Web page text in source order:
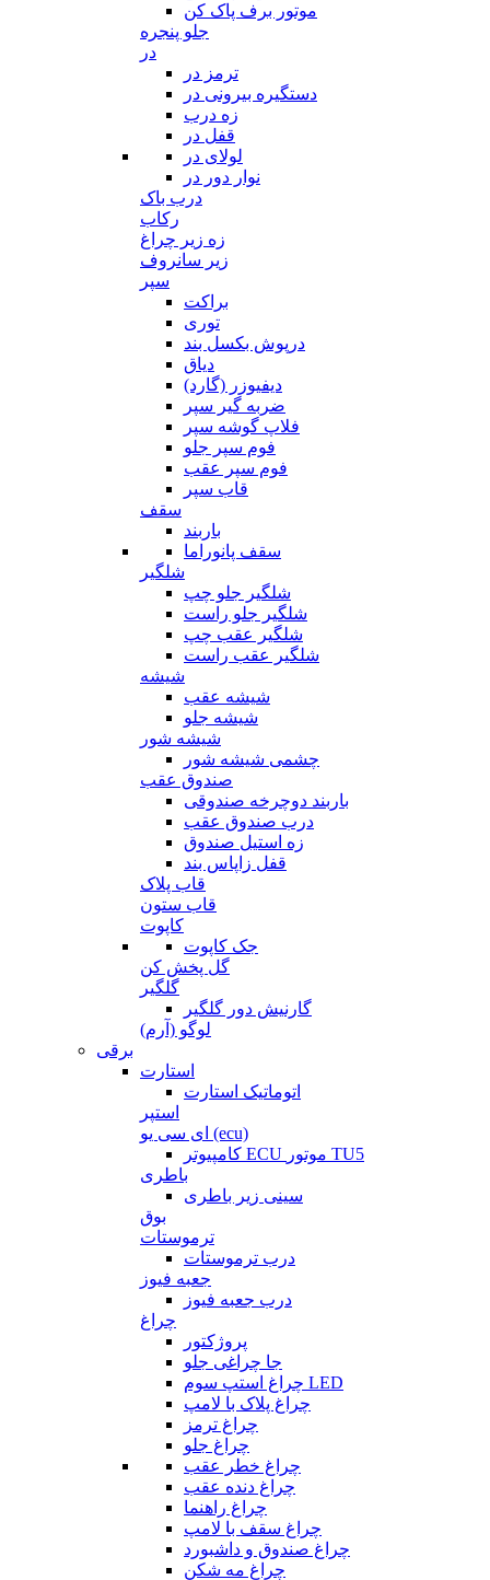
موتور برف پاک کن
جلو پنجره
در
ترمز در
دستگیره بیرونی در
زه درب
قفل در
لولای در
نوار دور در
درب باک
رکاب
زه زیر چراغ
زیر سانروف
سپر
براکت
توری
درپوش بکسل بند
دیاق
دیفیوزر (گارد)
ضربه گیر سپر
فلاپ گوشه سپر
فوم سپر جلو
فوم سپر عقب
قاب سپر
سقف
باربند
سقف پانوراما
شلگیر
شلگیر جلو چپ
شلگیر جلو راست
شلگیر عقب چپ
شلگیر عقب راست
شیشه
شیشه عقب
شیشه جلو
شیشه شور
چشمی شیشه شور
صندوق عقب
باربند دوچرخه صندوقی
درب صندوق عقب
زه استیل صندوق
قفل زاپاس بند
قاب پلاک
قاب ستون
کاپوت
جک کاپوت
گل پخش کن
گلگیر
گارنیش دور گلگیر
لوگو (آرم)
برقی
استارت
اتوماتیک استارت
استپر
ای سی یو (ecu)
کامپیوتر ECU موتور TU5
باطری
سینی زیر باطری
بوق
ترموستات
درب ترموستات
جعبه فیوز
درب جعبه فیوز
چراغ
پروژکتور
جا چراغی جلو
چراغ استپ سوم LED
چراغ پلاک با لامپ
چراغ ترمز
چراغ جلو
چراغ خطر عقب
چراغ دنده عقب
چراغ راهنما
چراغ سقف با لامپ
چراغ صندوق و داشبورد
چراغ مه شکن